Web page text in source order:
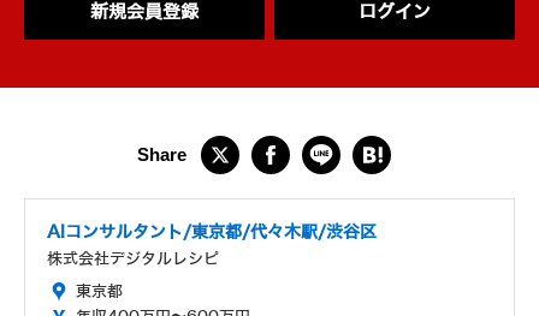
新規会員登録 ログイン
AIコンサルタント/東京都/代々木駅/渋谷区
株式会社デジタルレシピ
東京都